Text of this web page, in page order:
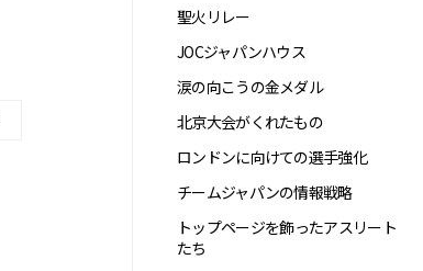
聖火リレー
JOCジャパンハウス
涙の向こうの金メダル
北京大会がくれたもの
ロンドンに向けての選手強化
チームジャパンの情報戦略
トップページを飾ったアスリート
たち